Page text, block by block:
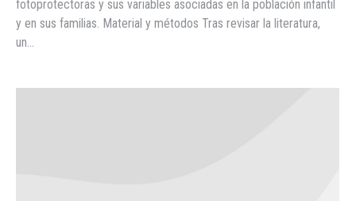
fotoprotectoras y sus variables asociadas en la población infantil
y en sus familias. Material y métodos Tras revisar la literatura,
un…